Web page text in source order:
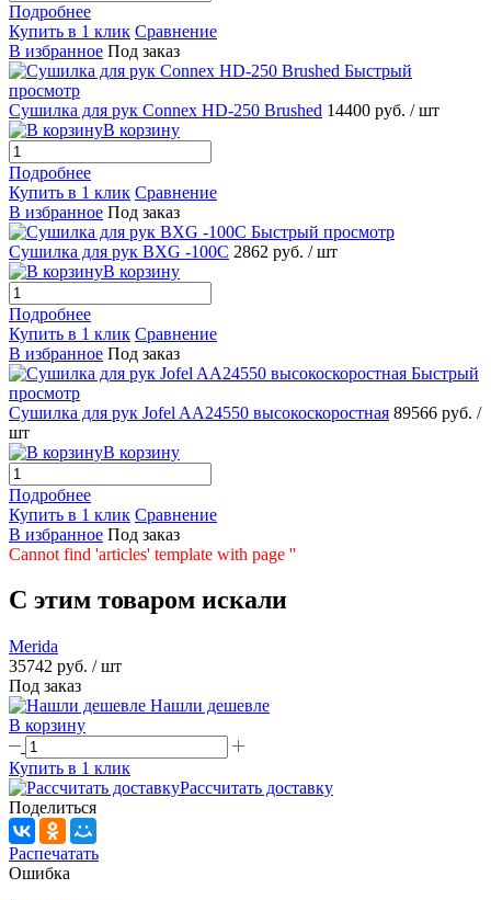
Подробнее
Купить в 1 клик Сравнение
В избранное Под заказ
Быстрый
просмотр
Сушилка для рук Connex HD-250 Brushed 14400 руб. / шт
В корзину
Подробнее
Купить в 1 клик Сравнение
В избранное Под заказ
Быстрый просмотр
Сушилка для рук BXG -100С 2862 руб. / шт
В корзину
Подробнее
Купить в 1 клик Сравнение
В избранное Под заказ
Быстрый
просмотр
Сушилка для рук Jofel AA24550 высокоскоростная 89566 руб. /
шт
В корзину
Подробнее
Купить в 1 клик Сравнение
В избранное Под заказ
Cannot find 'articles' template with page ''
C этим товаром искали
Merida
35742 руб. / шт
Под заказ
Нашли дешевле
В корзину
Купить в 1 клик
Рассчитать доставку
Поделиться
Распечатать
Ошибка